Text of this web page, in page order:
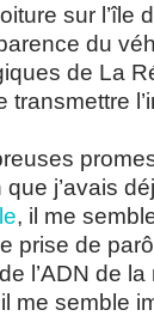
sur
du
de La
transmettre
j’avais
, il me
prise de
l’ADN de la
me semble